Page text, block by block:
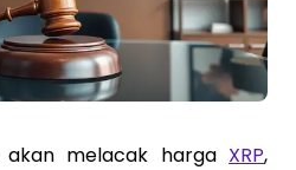
akan melacak harga XRP,